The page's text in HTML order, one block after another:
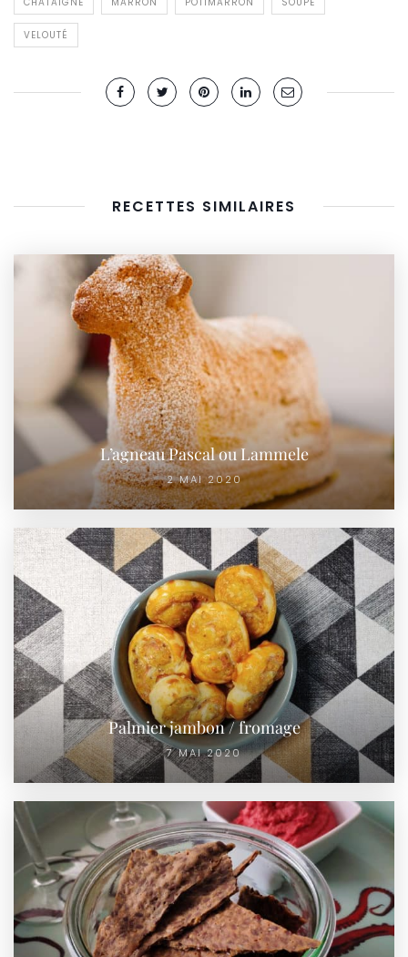
VELOUTÉ
RECETTES SIMILAIRES
L’agneau Pascal ou Lammele
2 MAI 2020
Palmier jambon / fromage
7 MAI 2020